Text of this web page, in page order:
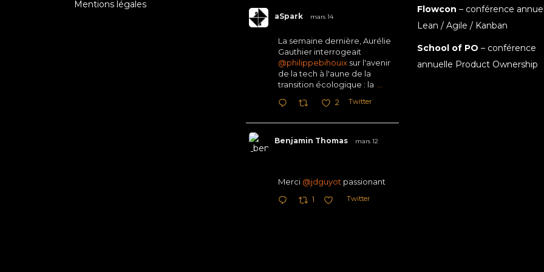
Mentions légales
aSpark mars 14
La semaine dernière, Aurélie
Gauthier interrogeait
@philippebihouixsur l'avenir
de la tech à l'aune de la
transition écologique : la
2 Twitter
Benjamin Thomas mars 12
Merci @jdguyot passionant
1 Twitter
Flowcon – conférence
Lean / Agile / Kanban
School of PO – conférence
annuelle Product Ownership